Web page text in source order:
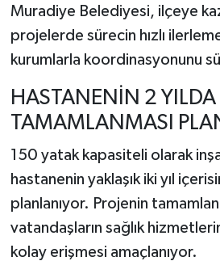
Muradiye Belediyesi, ilçeye
projelerde sürecin hızlı
kurumlarla koordinasyonunu
HASTANENİN 2 YILDA
TAMAMLANMASI
150 yatak kapasiteli olarak
hastanenin yaklaşık iki yıl
planlanıyor. Projenin
vatandaşların sağlık
kolay erişmesi amaçlanıyor.